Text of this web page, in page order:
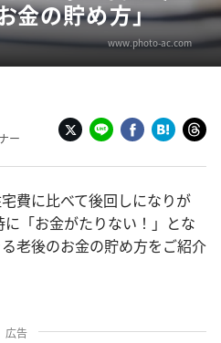
金の貯め方」
www.photo-ac.com
ー
費に比べて後回しになりが
「お金がたりない！」とな
老後のお金の貯め方をご紹介
広告